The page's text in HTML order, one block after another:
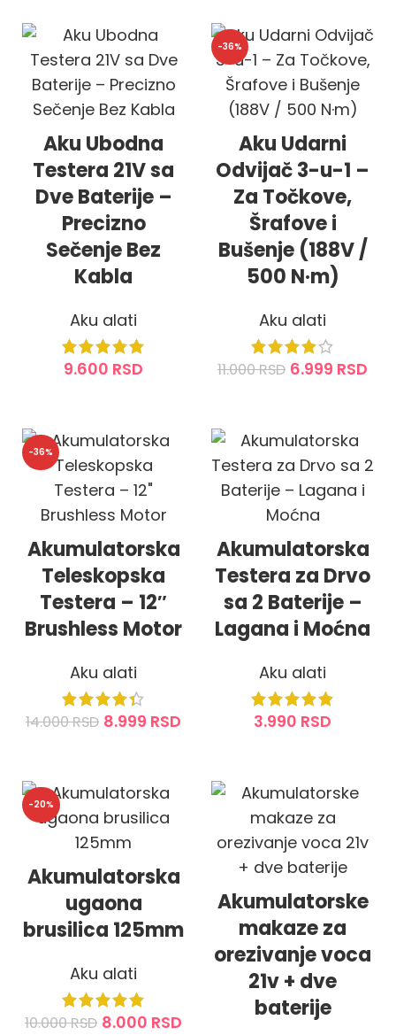
Aku Ubodna
Testera 21V sa
Dve Baterije –
Precizno
Sečenje Bez
Kabla
Aku alati
9.600 RSD
-36%
Aku Udarni
Odvijač 3-u-1 –
Za Točkove,
Šrafove i
Bušenje (188V /
500 N·m)
Aku alati
11.000RSD 6.999 RSD
-36%
Akumulatorska
Teleskopska
Testera – 12″
Brushless Motor
Aku alati
14.000RSD 8.999 RSD
Akumulatorska
Testera za Drvo
sa 2 Baterije –
Lagana i Moćna
Aku alati
3.990 RSD
-20%
Akumulatorska
ugaona
brusilica 125mm
Aku alati
10.000RSD 8.000 RSD
Akumulatorske
makaze za
orezivanje voca
21v + dve
baterije